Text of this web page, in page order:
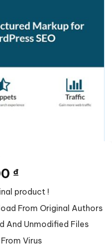
₫.
₫Giá
hiện
tại
là:
50,000 ₫.
product !
From Original Authors
And Unmodified Files
Virus